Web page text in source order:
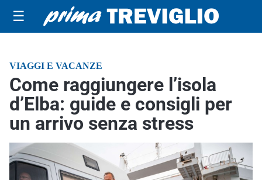
☰
VIAGGI E VACANZE
Come raggiungere l’isola
d’Elba: guide e consigli per
un arrivo senza stress